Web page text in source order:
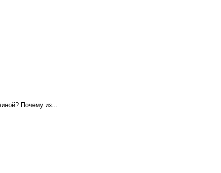
Почему из...